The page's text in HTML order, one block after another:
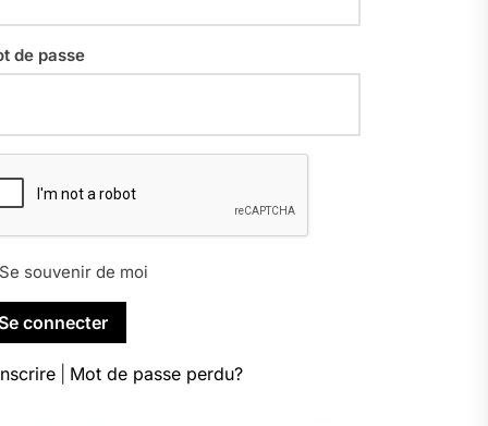
de passe
Se souvenir de moi
Mot de passe perdu?